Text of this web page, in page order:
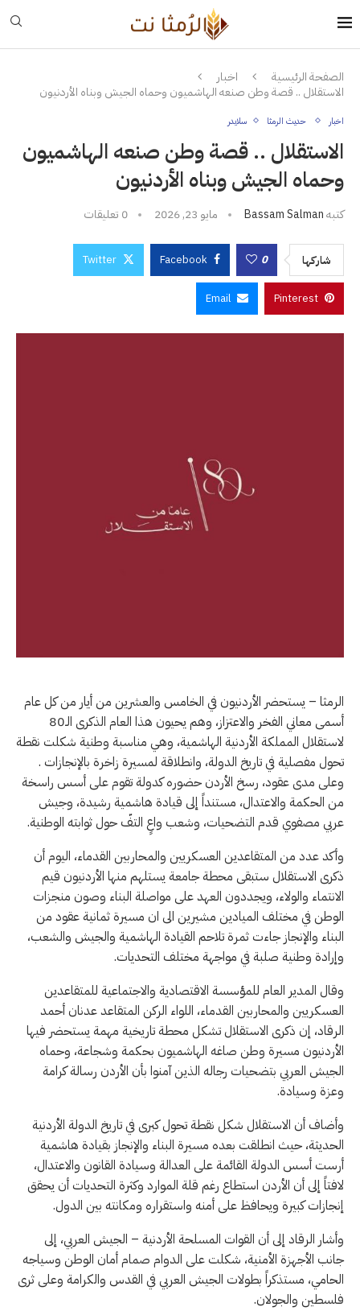
الصفحة الرئيسية
اخبار
الاستقلال .. قصة وطن صنعه الهاشميون وحماه الجيش وبناه الأردنيون
اخبار حديث الرمثا سلايدر
الاستقلال .. قصة وطن صنعه الهاشميون
وحماه الجيش وبناه الأردنيون
كتبهBassam Salman مايو 23, 2026 0 تعليقات
شاركها 0
Facebook
Twitter
Pinterest
Email
الرمثا – يستحضر الأردنيون في الخامس والعشرين من أيار من كل عام
أسمى معاني الفخر والاعتزاز، وهم يحيون هذا العام الذكرى الـ80
لاستقلال المملكة الأردنية الهاشمية، وهي مناسبة وطنية شكلت نقطة
تحول مفصلية في تاريخ الدولة، وانطلاقة لمسيرة زاخرة بالإنجازات .
وعلى مدى عقود، رسخ الأردن حضوره كدولة تقوم على أسس راسخة
من الحكمة والاعتدال، مستنداً إلى قيادة هاشمية رشيدة، وجيش
عربي مصفوي قدم التضحيات، وشعب واعٍ التفّ حول ثوابته الوطنية.
وأكد عدد من المتقاعدين العسكريين والمحاربين القدماء، اليوم أن
ذكرى الاستقلال ستبقى محطة جامعة يستلهم منها الأردنيون قيم
الانتماء والولاء، ويجددون العهد على مواصلة البناء وصون منجزات
الوطن في مختلف الميادين مشيرين الى ان مسيرة ثمانية عقود من
البناء والإنجاز جاءت ثمرة تلاحم القيادة الهاشمية والجيش والشعب،
وإرادة وطنية صلبة في مواجهة مختلف التحديات.
وقال المدير العام للمؤسسة الاقتصادية والاجتماعية للمتقاعدين
العسكريين والمحاربين القدماء، اللواء الركن المتقاعد عدنان أحمد
الرقاد، إن ذكرى الاستقلال تشكل محطة تاريخية مهمة يستحضر فيها
الأردنيون مسيرة وطن صاغه الهاشميون بحكمة وشجاعة، وحماه
الجيش العربي بتضحيات رجاله الذين آمنوا بأن الأردن رسالة كرامة
وعزة وسيادة.
وأضاف أن الاستقلال شكل نقطة تحول كبرى في تاريخ الدولة الأردنية
الحديثة، حيث انطلقت بعده مسيرة البناء والإنجاز بقيادة هاشمية
أرست أسس الدولة القائمة على العدالة وسيادة القانون والاعتدال،
لافتاً إلى أن الأردن استطاع رغم قلة الموارد وكثرة التحديات أن يحقق
إنجازات كبيرة ويحافظ على أمنه واستقراره ومكانته بين الدول.
وأشار الرقاد إلى أن القوات المسلحة الأردنية – الجيش العربي، إلى
جانب الأجهزة الأمنية، شكلت على الدوام صمام أمان الوطن وسياجه
الحامي، مستذكراً بطولات الجيش العربي في القدس والكرامة وعلى ثرى
فلسطين والجولان.